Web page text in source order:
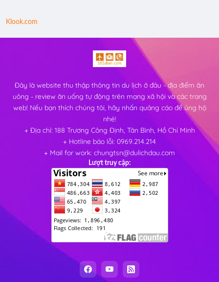
Klook.com
Đây là website thu thập thông tin du lịch ở đâu - địa điểm ăn
uông - review ăn uống tự động trên mạng xã hội và các trang
web! Nếu bạn thích chúng tôi, hãy nhấn quảng cáo để ủng hộ
nhé!
+ Địa chỉ: 188 Trương Công Định, Tân Bình, Hồ Chí Minh
+ Hotline báo lỗi: 0969.214.214
+ Mail for work: chungtsn@dulichdau.com
Lượt truy cập: